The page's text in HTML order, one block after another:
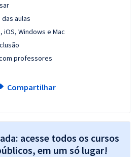
aulas
Windows e Mac
professores
Compartilhar
acesse todos os cursos
em um só lugar!